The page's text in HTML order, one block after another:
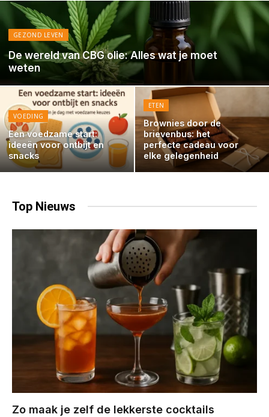
GEZOND LEVEN
De wereld van CBG olie: Alles wat je moet
weten
VOEDING
Een voedzame start:
ideeën voor ontbijt en
snacks
ETEN
Brownies door de
brievenbus: het
perfecte cadeau voor
elke gelegenheid
Top Nieuws
Zo maak je zelf de lekkerste cocktails